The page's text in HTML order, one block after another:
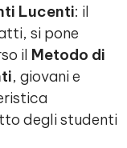
Lucenti: il
si pone
il Metodo di
, giovani e
degli studenti